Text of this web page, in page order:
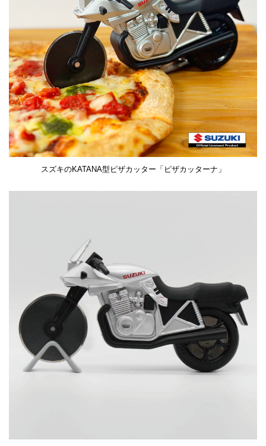
スズキのKATANA型ピザカッター「ピザカッターナ」